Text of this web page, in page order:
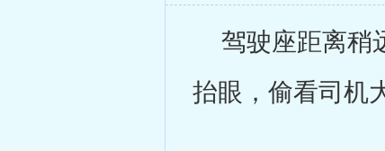
驾驶座距离稍
抬眼，偷看司机